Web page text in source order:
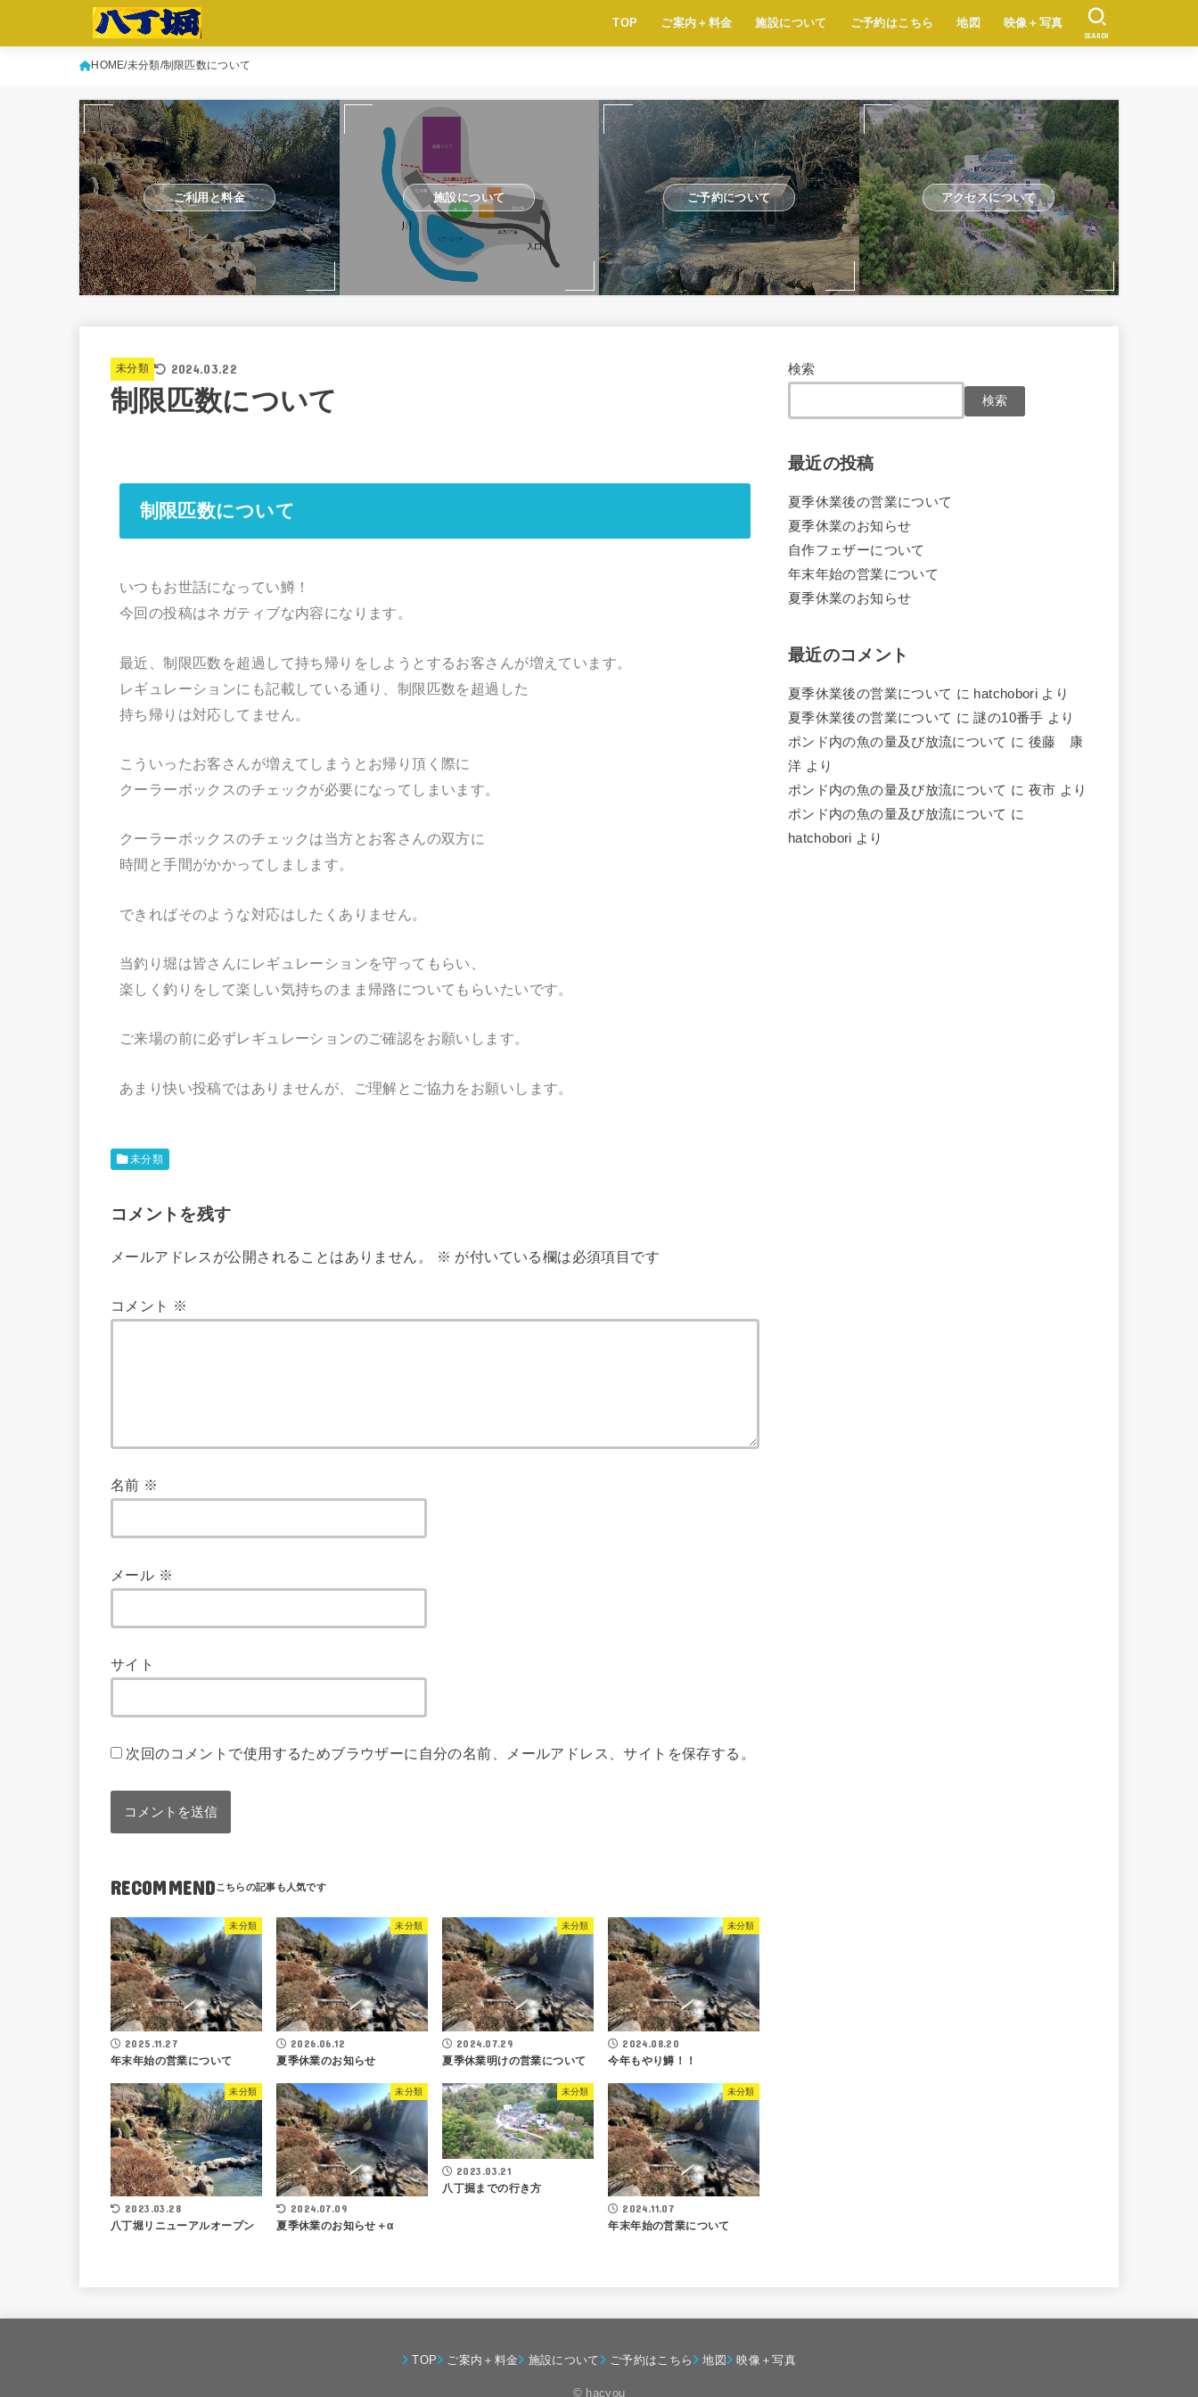
TOP ご案内＋料金 施設について ご予約はこちら 地図 映像＋写真
SEARCH
HOME 未分類 制限匹数について
ご利用と料金 施設について ご予約について アクセスについて
未分類 2024.03.22
制限匹数について
制限匹数について
いつもお世話になってい鱒！
今回の投稿はネガティブな内容になります。
最近、制限匹数を超過して持ち帰りをしようとするお客さんが増えています。
レギュレーションにも記載している通り、制限匹数を超過した
持ち帰りは対応してません。
こういったお客さんが増えてしまうとお帰り頂く際に
クーラーボックスのチェックが必要になってしまいます。
クーラーボックスのチェックは当方とお客さんの双方に
時間と手間がかかってしまします。
できればそのような対応はしたくありません。
当釣り堀は皆さんにレギュレーションを守ってもらい、
楽しく釣りをして楽しい気持ちのまま帰路についてもらいたいです。
ご来場の前に必ずレギュレーションのご確認をお願いします。
あまり快い投稿ではありませんが、ご理解とご協力をお願いします。
未分類
コメントを残す
メールアドレスが公開されることはありません。 ※ が付いている欄は必須項目です
コメント ※
名前 ※
メール ※
サイト
次回のコメントで使用するためブラウザーに自分の名前、メールアドレス、サイトを保存する。
RECOMMEND
未分類
2025.11.27
年末年始の営業について
未分類
2026.06.12
夏季休業のお知らせ
未分類
2024.07.29
夏季休業明けの営業について
未分類
2024.08.20
今年もやり鱒！！
未分類
2023.03.28
八丁堀リニューアルオープン
未分類
2024.07.09
夏季休業のお知らせ＋α
未分類
2023.03.21
八丁掘までの行き方
未分類
2024.11.07
年末年始の営業について
検索
検索
最近の投稿
夏季休業後の営業について
夏季休業のお知らせ
自作フェザーについて
年末年始の営業について
夏季休業のお知らせ
最近のコメント
夏季休業後の営業について に hatchobori より
夏季休業後の営業について に謎の10番手 より
ポンド内の魚の量及び放流について に 後藤 康
洋 より
ポンド内の魚の量及び放流について に 夜市 より
ポンド内の魚の量及び放流について に
hatchobori より
TOP ご案内＋料金 施設について ご予約はこちら 地図 映像＋写真
© hacyou